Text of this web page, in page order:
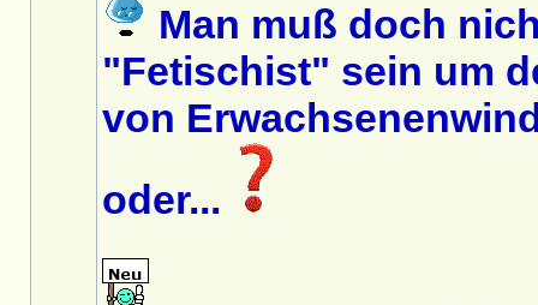
Man muß doch
"Fetischist" sein um
von
oder...